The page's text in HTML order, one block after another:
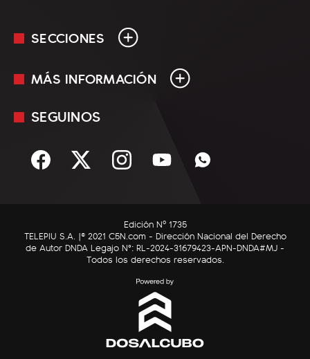
SECCIONES
En Vivo
Sociedad
C5N Autos
RatingCero
MÁS INFORMACIÓN
Mediakit
Términos y condiciones
SEGUINOS
Edición Nº 1735
TELEPIU S.A. |© 2021 C5N.com - Dirección Nacional del Derecho
de Autor DNDA Legajo N°: RL-2024-31679423-APN-DNDA#MJ -
Todos los derechos reservados.